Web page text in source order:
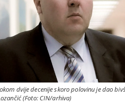
dvije decenije skoro polovinu je dao
(Foto: CIN/arhiva)